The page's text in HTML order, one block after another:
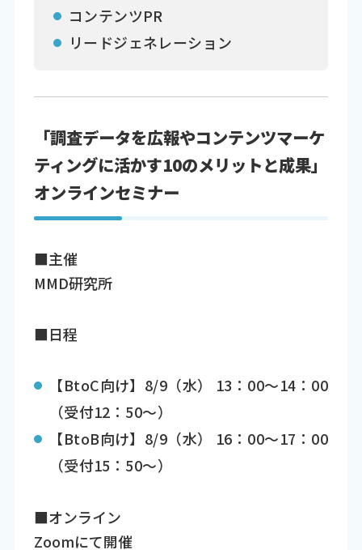
コンテンツPR
リードジェネレーション
「調査データを広報やコンテンツマーケ
ティングに活かす10のメリットと成果」
オンラインセミナー
■主催
MMD研究所
■日程
【BtoC向け】8/9（水） 13：00～14：00
（受付12：50～）
【BtoB向け】8/9（水） 16：00～17：00
（受付15：50～）
■オンライン
Zoomにて開催